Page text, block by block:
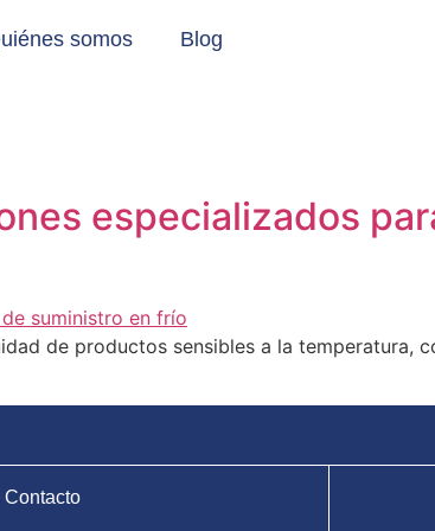
somos Blog
especializados
de productos sensibles a la temperatura,
Contacto